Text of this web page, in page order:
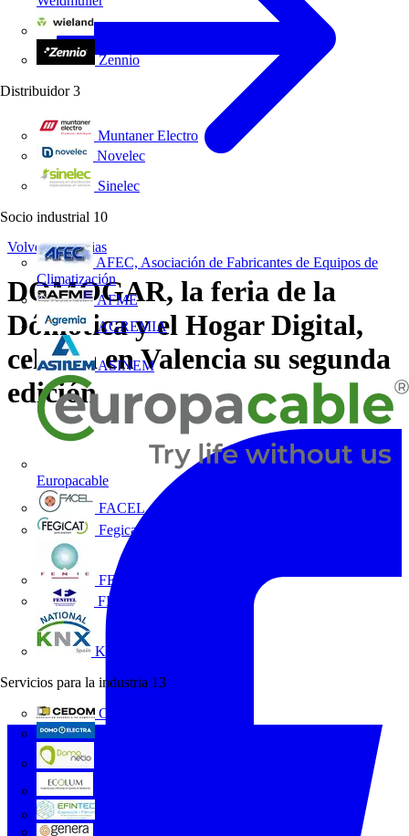
Zennio
Distribuidor 3
Muntaner Electro
Novelec
Sinelec
Socio industrial 10
AFEC, Asociación de Fabricantes de Equipos de
Climatización
AFME
AGREMIA
ASINEM
Europacable
FACEL
Fegicat
FENIE
FENITEL
KNX España
Servicios para la industria 13
CEDOM
Volver a Noticias
DOMOGAR, la feria de la
Dómotica y el Hogar Digital,
celebra en Valencia su segunda
edición